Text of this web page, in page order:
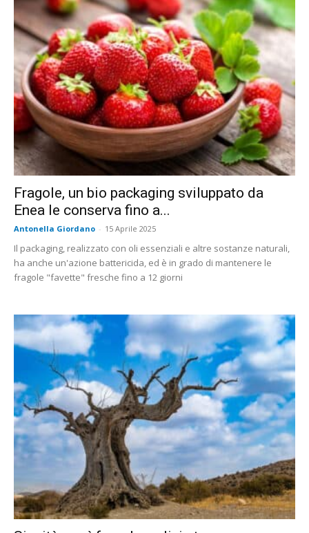
Fragole, un bio packaging sviluppato da
Enea le conserva fino a...
Antonella Giordano - 15 Aprile 2025
Il packaging, realizzato con oli essenziali e altre sostanze naturali,
ha anche un'azione battericida, ed è in grado di mantenere le
fragole "favette" fresche fino a 12 giorni